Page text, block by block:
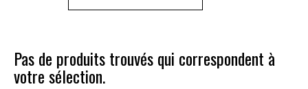
Pas de produits trouvés qui correspondent à
votre sélection.